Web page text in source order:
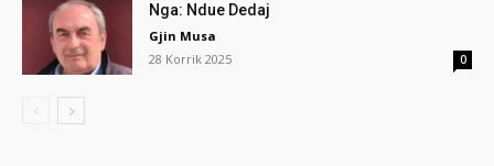
Nga: Ndue Dedaj
Gjin Musa
28 Korrik 2025
0